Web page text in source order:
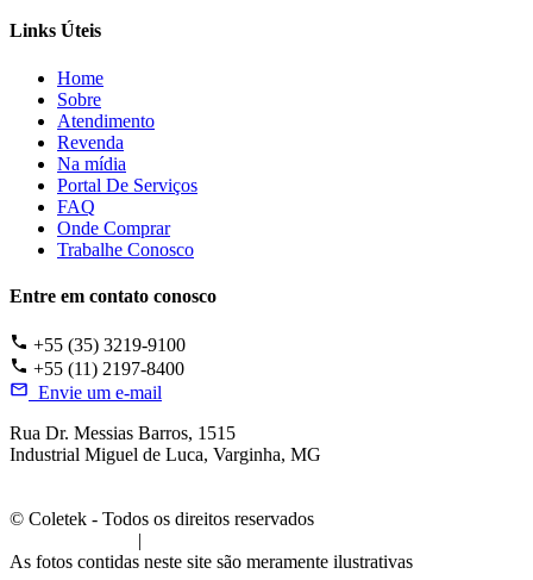
Links Úteis
Home
Sobre
Atendimento
Revenda
Na mídia
Portal De Serviços
FAQ
Onde Comprar
Trabalhe Conosco
Entre em contato conosco
+55 (35) 3219-9100
+55 (11) 2197-8400
Envie um e-mail
Rua Dr. Messias Barros, 1515
Industrial Miguel de Luca, Varginha, MG
© Coletek - Todos os direitos reservados
|
As fotos contidas neste site são meramente ilustrativas